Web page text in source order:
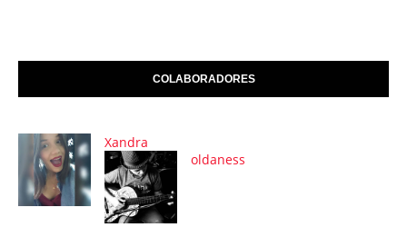
COLABORADORES
Xandra
oldaness